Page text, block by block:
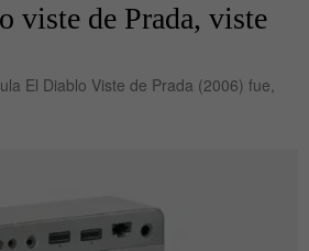
viste de Prada, viste
El Diablo Viste de Prada (2006) fue,